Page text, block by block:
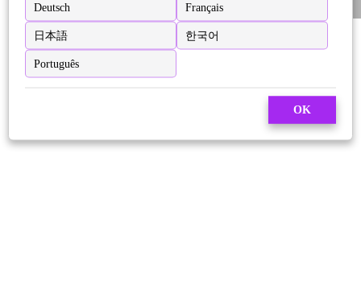
Deutsch Français
日本語 한국어
Português
OK